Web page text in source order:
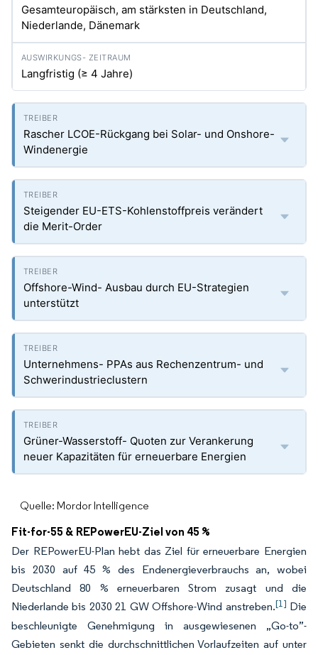
Gesamteuropäisch, am stärksten in Deutschland,
Niederlande, Dänemark
Langfristig (≥ 4 Jahre)
Rascher LCOE-Rückgang bei Solar- und Onshore-
Windenergie
Steigender EU-ETS-Kohlenstoffpreis verändert
die Merit-Order
Offshore-Wind- Ausbau durch EU-Strategien
unterstützt
Unternehmens- PPAs aus Rechenzentrum- und
Schwerindustrieclustern
Grüner-Wasserstoff- Quoten zur Verankerung
neuer Kapazitäten für erneuerbare Energien
Quelle: Mordor Intelligence
Fit-for-55 & REPowerEU-Ziel von 45 %
Der REPowerEU-Plan hebt das Ziel für erneuerbare Energien
bis 2030 auf 45 % des Endenergieverbrauchs an, wobei
Deutschland 80 % erneuerbaren Strom zusagt und die
Niederlande bis 2030 21 GW Offshore-Wind anstreben.[1] Die
beschleunigte Genehmigung in ausgewiesenen „Go-to”-
Gebieten senkt die durchschnittlichen Vorlaufzeiten auf unter